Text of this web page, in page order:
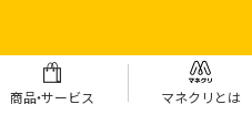
商品・サービス マネクリとは